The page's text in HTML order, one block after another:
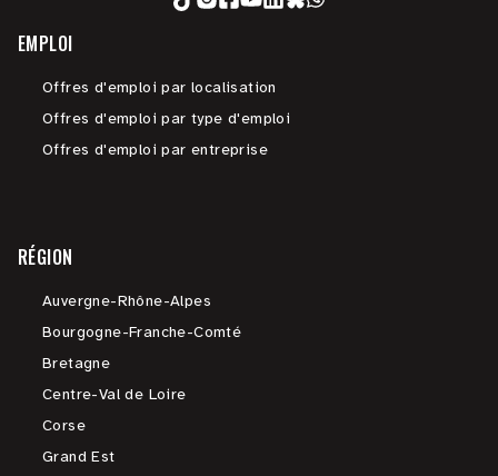
EMPLOI
Offres d'emploi par localisation
Offres d'emploi par type d'emploi
Offres d'emploi par entreprise
RÉGION
Auvergne-Rhône-Alpes
Bourgogne-Franche-Comté
Bretagne
Centre-Val de Loire
Corse
Grand Est